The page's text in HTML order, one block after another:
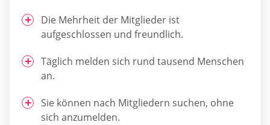
Die Mehrheit der Mitglieder ist
aufgeschlossen und freundlich.
Täglich melden sich rund tausend Menschen
an.
Sie können nach Mitgliedern suchen, ohne
sich anzumelden.